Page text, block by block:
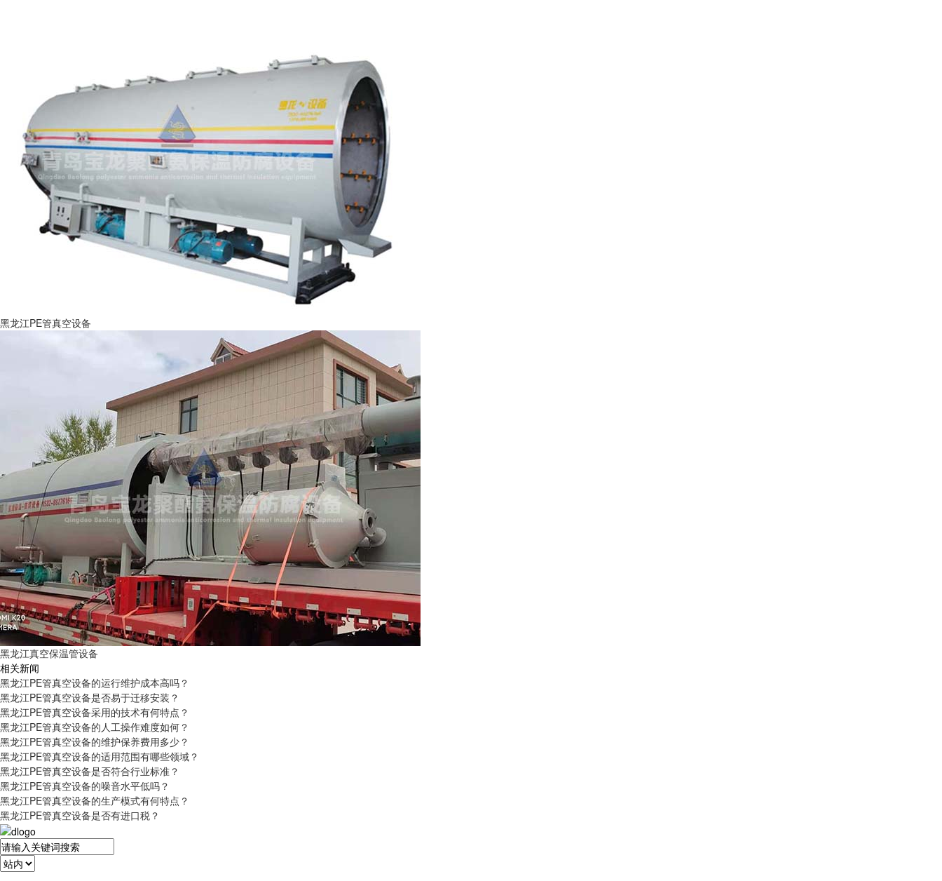
黑龙江PE管真空设备
黑龙江真空保温管设备
相关新闻
黑龙江PE管真空设备的运行维护成本高吗？
黑龙江PE管真空设备是否易于迁移安装？
黑龙江PE管真空设备采用的技术有何特点？
黑龙江PE管真空设备的人工操作难度如何？
黑龙江PE管真空设备的维护保养费用多少？
黑龙江PE管真空设备的适用范围有哪些领域？
黑龙江PE管真空设备是否符合行业标准？
黑龙江PE管真空设备的噪音水平低吗？
黑龙江PE管真空设备的生产模式有何特点？
黑龙江PE管真空设备是否有进口税？